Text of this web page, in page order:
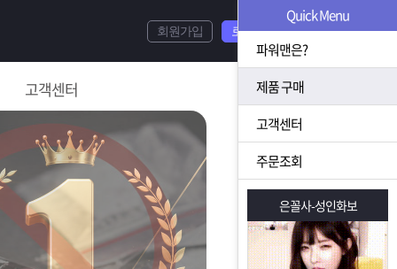
고객센터
회원가입 로그인
Quick Menu
파워맨은?
제품 구매
고객센터
주문조회
은꼴사-성인화보 은꼴사-성인화보